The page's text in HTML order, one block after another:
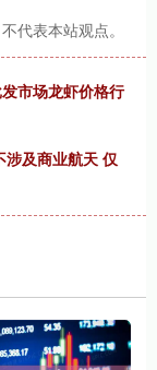
代表本站观点。
市场龙虾价格行
涉及商业航天 仅